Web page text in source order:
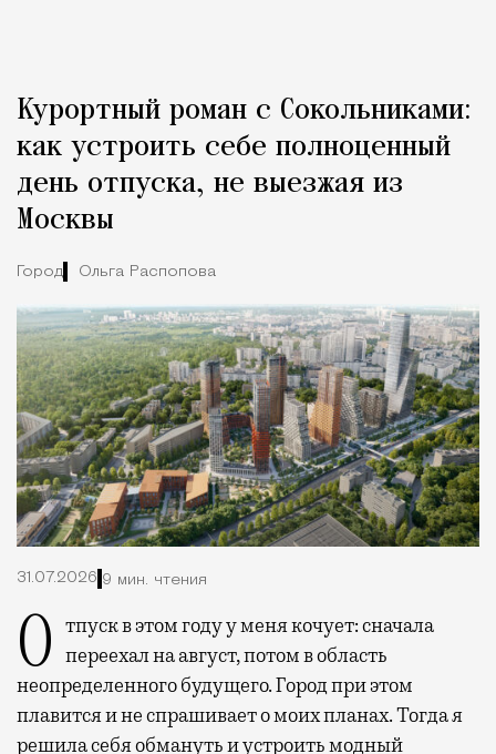
Курортный роман с Сокольниками:
как устроить себе полноценный
день отпуска, не выезжая из
Москвы
Город Ольга Распопова
31.07.2026 9 мин. чтения
Отпуск в этом году у меня кочует: сначала переехал на август, потом в область
неопределенного будущего. Город при этом
плавится и не спрашивает о моих планах. Тогда я
решила себя обмануть и устроить модный